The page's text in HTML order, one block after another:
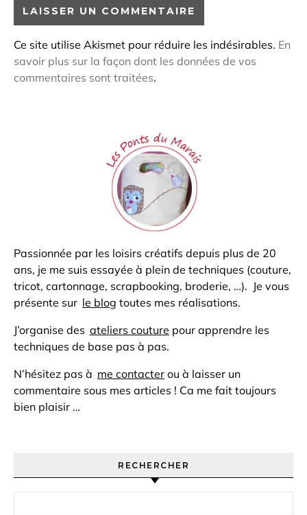
Ce site utilise Akismet pour réduire les indésirables. En
savoir plus sur la façon dont les données de vos
commentaires sont traitées.
Passionnée par les loisirs créatifs depuis plus de 20
ans, je me suis essayée à plein de techniques (couture,
tricot, cartonnage, scrapbooking, broderie, …). Je vous
présente sur le blog toutes mes réalisations.
J’organise des ateliers couture pour apprendre les
techniques de base pas à pas.
N’hésitez pas à me contacter ou à laisser un
commentaire sous mes articles ! Ca me fait toujours
bien plaisir …
RECHERCHER